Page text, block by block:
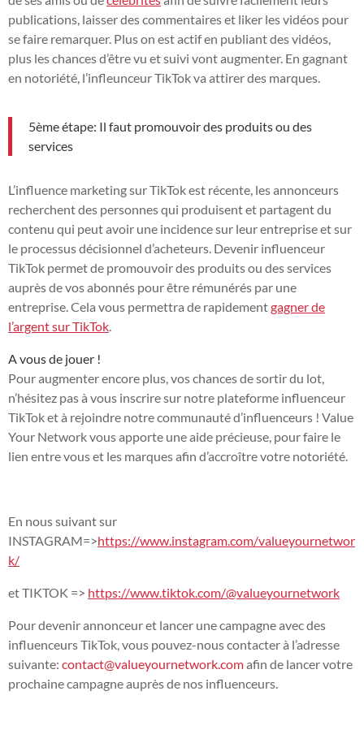
publications, laisser des commentaires et liker les vidéos pour
se faire remarquer. Plus on est actif en publiant des vidéos,
plus les chances d’être vu et suivi vont augmenter. En gagnant
en notoriété, l’infleunceur TikTok va attirer des marques.
5ème étape: Il faut promouvoir des produits ou des
services
L’influence marketing sur TikTok est récente, les annonceurs
recherchent des personnes qui produisent et partagent du
contenu qui peut avoir une incidence sur leur entreprise et sur
le processus décisionnel d’acheteurs. Devenir influenceur
TikTok permet de promouvoir des produits ou des services
auprès de vos abonnés pour être rémunérés par une
entreprise. Cela vous permettra de rapidementgagner de
l’argent sur TikTok
A vous de jouer !
Pour augmenter encore plus, vos chances de sortir du lot,
n’hésitez pas à vous inscrire sur notre plateforme influenceur
TikTok et à rejoindre notre communauté d’influenceurs ! Value
Your Network vous apporte une aide précieuse, pour faire le
lien entre vous et les marques afin d’accroître votre notoriété.
En nous suivant sur
INSTAGRAM=>https://www.instagram.com/valueyournetwor
k/
et TIKTOK => https://www.tiktok.com/@valueyournetwork
Pour devenir annonceur et lancer une campagne avec des
influenceurs TikTok, vous pouvez-nous contacter à l’adresse
suivante: contact@valueyournetwork.comafin de lancer votre
prochaine campagne auprès de nos influenceurs.